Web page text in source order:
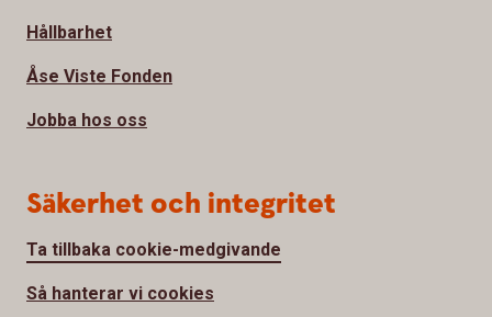
Hållbarhet
Åse Viste Fonden
Jobba hos oss
Säkerhet och integritet
Ta tillbaka cookie-medgivande
Så hanterar vi cookies